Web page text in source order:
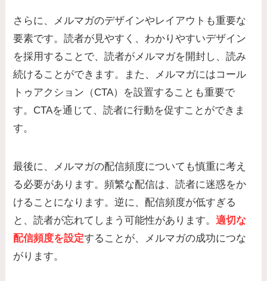
さらに、メルマガのデザインやレイアウトも重要な
要素です。読者が見やすく、わかりやすいデザイン
を採用することで、読者がメルマガを開封し、読み
続けることができます。また、メルマガにはコール
トゥアクション（CTA）を設置することも重要で
す。CTAを通じて、読者に行動を促すことができま
す。
最後に、メルマガの配信頻度についても慎重に考え
る必要があります。頻繁な配信は、読者に迷惑をか
けることになります。逆に、配信頻度が低すぎる
と、読者が忘れてしまう可能性があります。適切な
配信頻度を設定することが、メルマガの成功につな
がります。